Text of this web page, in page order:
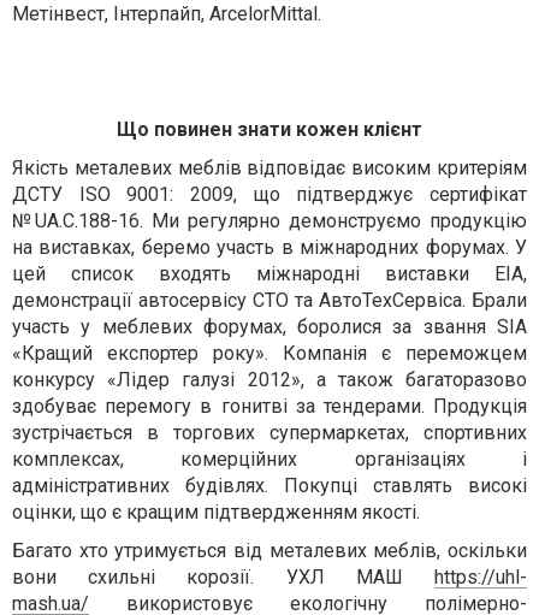
Метінвест, Інтерпайп, ArcelorMittal.
Що повинен знати кожен клієнт
Якість металевих меблів відповідає високим критеріям
ДСТУ ISO 9001: 2009, що підтверджує сертифікат
№UA.C.188-16. Ми регулярно демонструємо продукцію
на виставках, беремо участь в міжнародних форумах. У
цей список входять міжнародні виставки EIA,
демонстрації автосервісу СТО та АвтоТехСервіса. Брали
участь у меблевих форумах, боролися за звання SIA
«Кращий експортер року». Компанія є переможцем
конкурсу «Лідер галузі 2012», а також багаторазово
здобуває перемогу в гонитві за тендерами. Продукція
зустрічається в торгових супермаркетах, спортивних
комплексах, комерційних організаціях і
адміністративних будівлях. Покупці ставлять високі
оцінки, що є кращим підтвердженням якості.
Багато хто утримується від металевих меблів, оскільки
вони схильні корозії. УХЛ МАШhttps://uhl-
mash.ua/ використовує екологічну полімерно-